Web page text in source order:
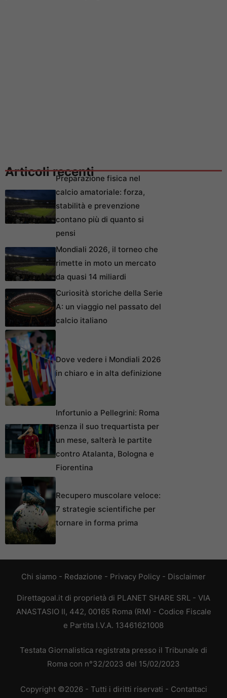
Articoli recentiPreparazione fisica nel
calcio amatoriale: forza,
stabilità e prevenzione
contano più di quanto si
pensi
Mondiali 2026, il torneo che
rimette in moto un mercato
da quasi 14 miliardi
Curiosità storiche della Serie
A: un viaggio nel passato del
calcio italiano
Dove vedere i Mondiali 2026
in chiaro e in alta definizione
Infortunio a Pellegrini: Roma
senza il suo trequartista per
un mese, salterà le partite
contro Atalanta, Bologna e
Fiorentina
Recupero muscolare veloce:
7 strategie scientifiche per
tornare in forma prima
Chi siamo - Redazione - Privacy Policy - Disclaimer
Direttagoal.it di proprietà di PLANET SHARE SRL - VIA
ANASTASIO II, 442, 00165 Roma (RM) - Codice Fiscale
e Partita I.V.A. 13461621008
Testata Giornalistica registrata presso il Tribunale di
Roma con n°32/2023 del 15/02/2023
Copyright ©2026 - Tutti i diritti riservati - Contattaci